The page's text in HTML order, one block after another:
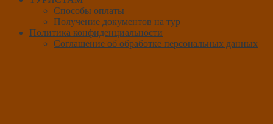
Способы оплаты
Получение документов на тур
Политика конфиденциальности
Соглашение об обработке персональных данных